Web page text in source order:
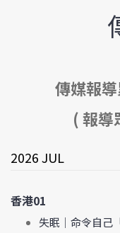
傳媒報
( 報導
2026 JUL
香港01
失眠｜命令自己